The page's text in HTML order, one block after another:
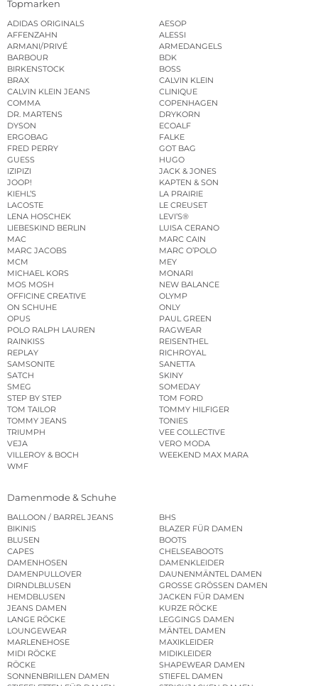
Topmarken
ADIDAS ORIGINALS
AESOP
AFFENZAHN
ALESSI
ARMANI/PRIVÉ
ARMEDANGELS
BARBOUR
BDK
BIRKENSTOCK
BOSS
BRAX
CALVIN KLEIN
CALVIN KLEIN JEANS
CLINIQUE
COMMA
COPENHAGEN
DR. MARTENS
DRYKORN
DYSON
ECOALF
ERGOBAG
FALKE
FRED PERRY
GOT BAG
GUESS
HUGO
IZIPIZI
JACK & JONES
JOOP!
KAPTEN & SON
KIEHL’S
LA PRAIRIE
LACOSTE
LE CREUSET
LENA HOSCHEK
LEVI’S®
LIEBESKIND BERLIN
LUISA CERANO
MAC
MARC CAIN
MARC JACOBS
MARC O’POLO
MCM
MEY
MICHAEL KORS
MONARI
MOS MOSH
NEW BALANCE
OFFICINE CREATIVE
OLYMP
ON SCHUHE
ONLY
OPUS
PAUL GREEN
POLO RALPH LAUREN
RAGWEAR
RAINKISS
REISENTHEL
REPLAY
RICHROYAL
SAMSONITE
SANETTA
SATCH
SKINY
SMEG
SOMEDAY
STEP BY STEP
TOM FORD
TOM TAILOR
TOMMY HILFIGER
TOMMY JEANS
TONIES
TRIUMPH
VEE COLLECTIVE
VEJA
VERO MODA
VILLEROY & BOCH
WEEKEND MAX MARA
WMF
Damenmode & Schuhe
BALLOON / BARREL JEANS
BHS
BIKINIS
BLAZER FÜR DAMEN
BLUSEN
BOOTS
CAPES
CHELSEABOOTS
DAMENHOSEN
DAMENKLEIDER
DAMENPULLOVER
DAUNENMÄNTEL DAMEN
DIRNDLBLUSEN
GROSSE GRÖSSEN DAMEN
HEMDBLUSEN
JACKEN FÜR DAMEN
JEANS DAMEN
KURZE RÖCKE
LANGE RÖCKE
LEGGINGS DAMEN
LOUNGEWEAR
MÄNTEL DAMEN
MARLENEHOSE
MAXIKLEIDER
MIDI RÖCKE
MIDIKLEIDER
RÖCKE
SHAPEWEAR DAMEN
SONNENBRILLEN DAMEN
STIEFEL DAMEN